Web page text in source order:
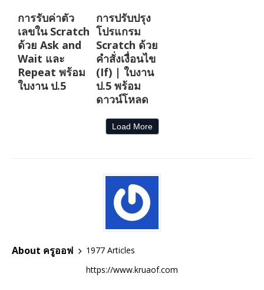
การรับค่าตัว
เลขใน Scratch
ด้วย Ask and
Wait และ
Repeat พร้อม
ใบงาน ป.5
การปรับปรุง
โปรแกรม
Scratch ด้วย
คำสั่งเงื่อนไข
(If) | ใบงาน
ป.5 พร้อม
ดาวน์โหลด
Load More
About ครูออฟ
1977 Articles
https://www.kruaof.com